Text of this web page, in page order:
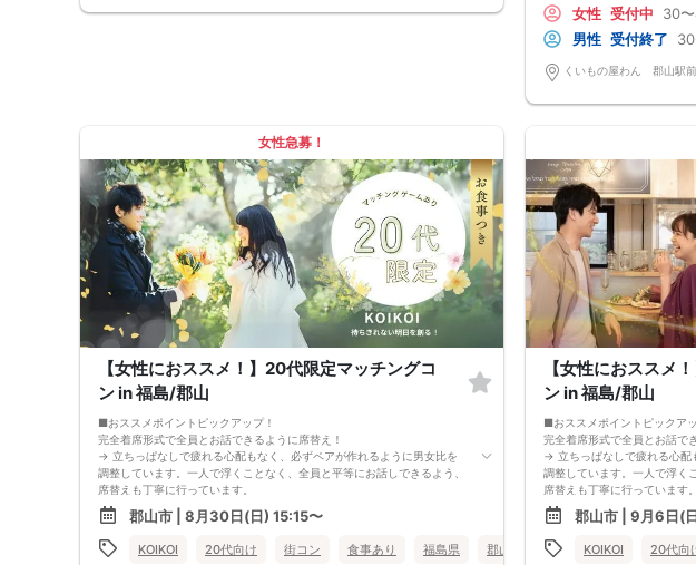
会場は美味しいお料理とお酒
3時間飲み放題と軽食付き！
昼間から飲める解放感と100
≪タイムスケジュール≫
13:20～13:50 【受付】
スタートダッシュを切ってた
14:00～17:00 【着席＆席替
イベントスタート！
2：2や3：3で席に座り、15分
美味しい料理やドリンク飲み
※ドリンクのラストオーダー
17:00 【イベント終了】
※スケジュールは当日の人数
います。
≪イベント概要≫
◆日時
8月29日(土)14:00～17:00(
◆会場
くいもの屋わん 郡山駅前ア
◆参加費
男性8,500円
女性3,000円
美味しい料理4.5品＆3時間飲
◆参加条件
・イベント当日30～49歳の方
・勧誘目的ではない方、ネッ
◆ドレスコード
※靴を脱ぐ席があります。ご了
女性 受付中 30
男性 受付終了
女性急募！
【女性におススメ！】20代限定マッチングコ
ン in 福島/郡山
■おススメポイントピックアップ！
完全着席形式で全員とお話できるように席替え！
→ 立ちっぱなしで疲れる心配もなく、必ずペアが作れるように男女比を
調整しています。一人で浮くことなく、全員と平等にお話しできるよう、
席替えも丁寧に行っています。
会話を盛り上げるプロフィールシート！
→ 趣味や好みからスムーズに会話がスタート！「何を話そう…」と悩むこ
となく、共通の話題で盛り上がれます。
自然なつながりをサポートするマッチングゲーム開催！
郡山市 | 8月30日(日) 15:15〜
KOIKOI 20代向け 街コン 食事あり 福島県 郡山市
【女性におススメ
ン in 福島/郡山
■おススメポイントピックア
完全着席形式で全員とお話で
→ 立ちっぱなしで疲れる心配
調整しています。一人で浮く
席替えも丁寧に行っています。
会話を盛り上げるプロフィー
→ 趣味や好みからスムーズに
となく、共通の話題で盛り上
自然なつながりをサポートす
郡山市 | 9月6日(
KOIKOI 20代向